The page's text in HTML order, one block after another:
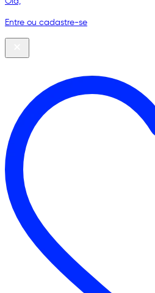
Entre ou cadastre-se